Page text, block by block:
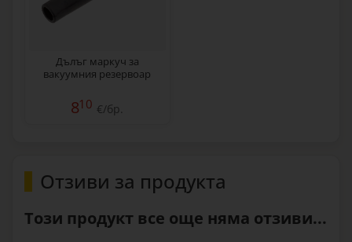
Дълъг маркуч за
вакуумния резервоар
810 €/бр.
Отзиви за продукта
Този продукт все още няма отзиви...